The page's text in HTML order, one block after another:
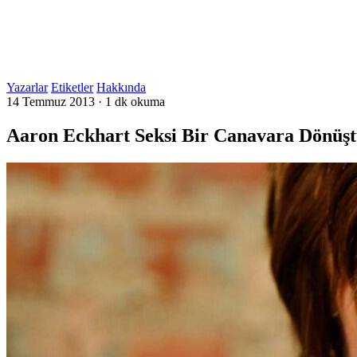
Yazarlar Etiketler Hakkında
14 Temmuz 2013 · 1 dk okuma
Aaron Eckhart Seksi Bir Canavara